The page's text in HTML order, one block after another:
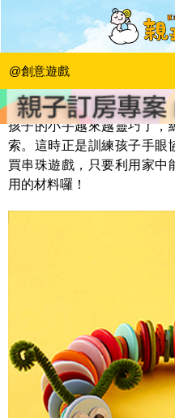
@創意遊戲
串串樂鈕扣毛毛蟲
KidsPlay編輯室
孩子的小手越來越靈巧了，
索。這時正是訓練孩子手眼
買串珠遊戲，只要利用家中
用的材料囉！